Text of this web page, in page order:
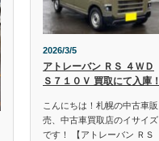
2026/3/5
アトレーバン ＲＳ ４ＷＤ
Ｓ７１０Ｖ 買取にて入庫！
こんにちは！札幌の中古車販
売、中古車買取店のイサイズ
です！ 【アトレーバン ＲＳ